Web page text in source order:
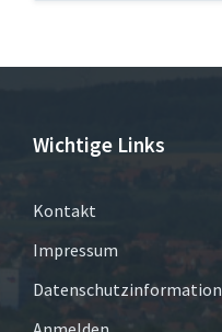
Wichtige Links
Kontakt
Impressum
Datenschutzinformation